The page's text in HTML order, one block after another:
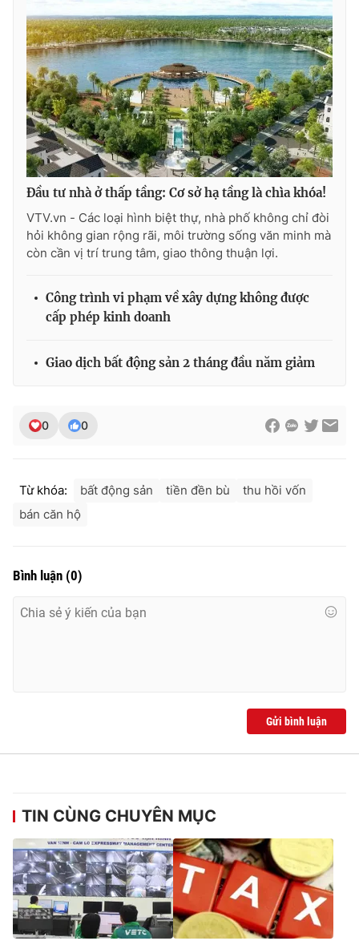
024.66 897 897
Email:toasoan@vtv.vn
Liên hệ quảng cáo:024-7300.7108
thuận bằng văn bản. Ghi rõ nguồn VTV.vn khi phát hành lại
thông tin từ website này.
Đầu tư nhà ở thấp tầng: Cơ sở hạ tầng là chìa khóa!
VTV.vn - Các loại hình biệt thự, nhà phố không chỉ đòi
hỏi không gian rộng rãi, môi trường sống văn minh mà
còn cần vị trí trung tâm, giao thông thuận lợi.
Công trình vi phạm về xây dựng không được
cấp phép kinh doanh
Giao dịch bất động sản 2 tháng đầu năm giảm
0 0
Từ khóa: bất động sản tiền đền bù
thu hồi vốn
bán căn hộ
Bình luận (0)
Gửi bình luận
TIN CÙNG CHUYÊN MỤC